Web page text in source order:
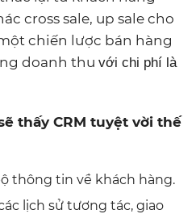
cross sale, up sale cho
chiến lược bán hàng
doanh thu với chi phí là
thấy CRM tuyệt vời thế
thông tin về khách hàng.
lịch sử tương tác, giao